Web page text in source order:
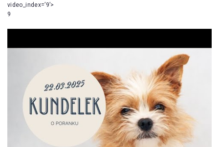
video_index=’9’>
9